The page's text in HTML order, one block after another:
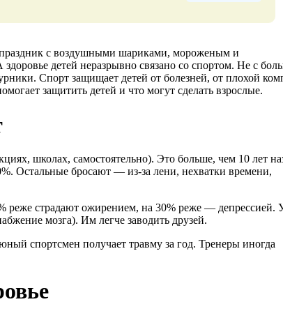
с воздушными шариками, мороженым и
детей неразрывно связано со спортом. Не с
Спорт защищает детей от болезней, от плохой
защитить детей и что могут сделать взрослые.
школах, самостоятельно). Это больше, чем 10 лет
Остальные бросают — из-за лени, нехватки времени,
реже страдают ожирением, на 30% реже — депрессией.
мозга). Им легче заводить друзей.
спортсмен получает травму за год. Тренеры иногда